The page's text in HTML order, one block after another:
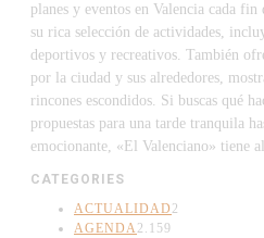
planes y eventos en Valencia cada
su rica selección de actividades,
deportivos y recreativos. También
por la ciudad y sus alrededores,
rincones escondidos. Si buscas qué
propuestas para una tarde tranquila
emocionante, «El Valenciano» tiene
CATEGORIES
ACTUALIDAD 2
AGENDA 2.159